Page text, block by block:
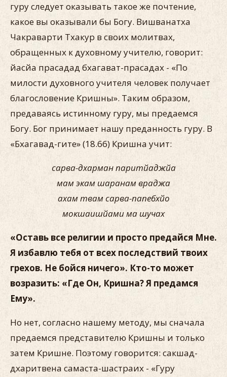
гуру следует оказывать такое же почтение,
какое вы оказывали бы Богу. Вишванатха
Чакраварти Тхакур в своих молитвах,
обращенных к духовному учителю, говорит:
йасйа прасадад бхагават-прасадах - «По
милости духовного учителя человек получает
благословение Кришны». Таким образом,
предаваясь истинному гуру, мы предаемся
Богу. Бог принимает нашу преданность гуру. В
«Бхагавад-гите» (18.66) Кришна учит:
сарва-дхарман паритйаджйа
мам экам шаранам враджа
ахам твам сарва-папебхйо
мокшаишйами ма шучах
«Оставь все религии и просто предайся Мне.
Я избавлю тебя от всех последствий твоих
грехов. Не бойся ничего». Кто-то может
возразить: «Где Он, Кришна? Я предамся
Ему».
Но нет, согласно нашему методу, мы сначала
предаемся представителю Кришны и только
затем Кришне. Поэтому говорится: сакшад-
дхаритвена самаста-шастраих - «Гуру